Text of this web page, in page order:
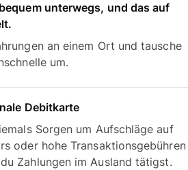
unterwegs, und das auf
an einem Ort und tausche
um.
Debitkarte
Sorgen um Aufschläge auf
oder hohe Transaktionsgebühren
Zahlungen im Ausland tätigst.